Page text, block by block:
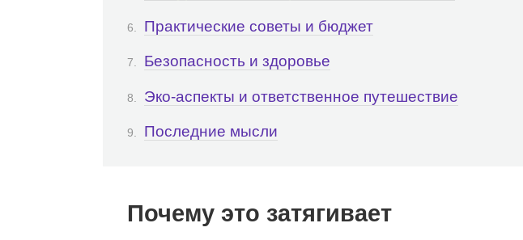
Практические советы и бюджет
Безопасность и здоровье
Эко‑аспекты и ответственное путешествие
Последние мысли
Почему это затягивает